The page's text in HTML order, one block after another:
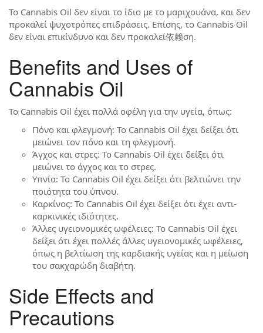
Το Cannabis Oil δεν είναι το ίδιο με το μαριχουάνα, και δεν
προκαλεί ψυχοτρόπες επιδράσεις. Επίσης, το Cannabis Oil
δεν είναι επικίνδυνο και δεν προκαλεί依赖ση.
Benefits and Uses of
Cannabis Oil
Το Cannabis Oil έχει πολλά οφέλη για την υγεία, όπως:
Πόνο και φλεγμονή: Το Cannabis Oil έχει δείξει ότι
μειώνει τον πόνο και τη φλεγμονή.
Άγχος και στρες: Το Cannabis Oil έχει δείξει ότι
μειώνει το άγχος και το στρες.
Υπνία: Το Cannabis Oil έχει δείξει ότι βελτιώνει την
ποιότητα του ύπνου.
Καρκίνος: Το Cannabis Oil έχει δείξει ότι έχει αντι-
καρκινικές ιδιότητες.
Άλλες υγειονομικές ωφέλειες: Το Cannabis Oil έχει
δείξει ότι έχει πολλές άλλες υγειονομικές ωφέλειες,
όπως η βελτίωση της καρδιακής υγείας και η μείωση
του σακχαρώδη διαβήτη.
Side Effects and
Precautions